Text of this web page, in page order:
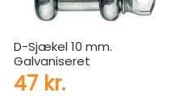
D-Sjækel 10 mm.
Galvaniseret
47 kr.